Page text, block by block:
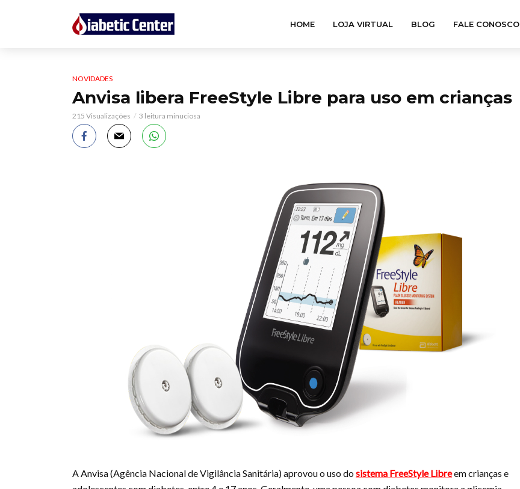
HOME LOJA VIRTUAL BLOG FALE CONOSCO
NOVIDADES
Anvisa libera FreeStyle Libre para uso em crianças
215 Visualizações 3 leitura minuciosa
A Anvisa (Agência Nacional de Vigilância Sanitária) aprovou o uso dosistema FreeStyle Libreem crianças e